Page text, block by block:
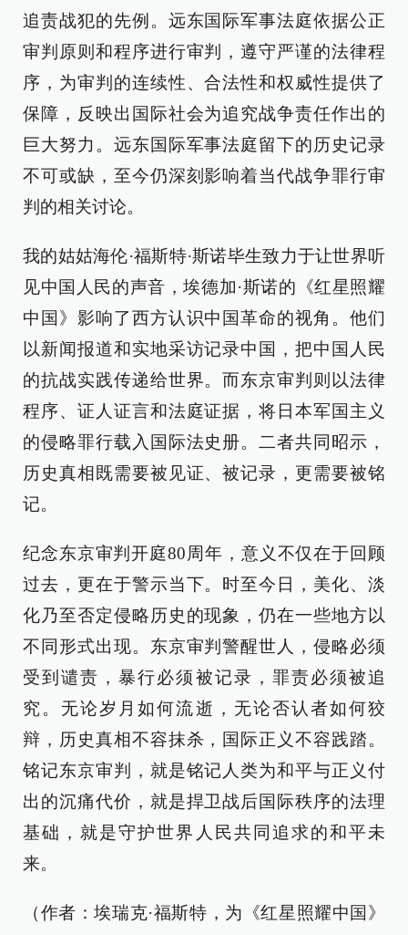
追责战犯的先例。远东国际军事法庭依据公正
审判原则和程序进行审判，遵守严谨的法律程
序，为审判的连续性、合法性和权威性提供了
保障，反映出国际社会为追究战争责任作出的
巨大努力。远东国际军事法庭留下的历史记录
不可或缺，至今仍深刻影响着当代战争罪行审
判的相关讨论。
我的姑姑海伦·福斯特·斯诺毕生致力于让世界听
见中国人民的声音，埃德加·斯诺的《红星照耀
中国》影响了西方认识中国革命的视角。他们
以新闻报道和实地采访记录中国，把中国人民
的抗战实践传递给世界。而东京审判则以法律
程序、证人证言和法庭证据，将日本军国主义
的侵略罪行载入国际法史册。二者共同昭示，
历史真相既需要被见证、被记录，更需要被铭
记。
纪念东京审判开庭80周年，意义不仅在于回顾
过去，更在于警示当下。时至今日，美化、淡
化乃至否定侵略历史的现象，仍在一些地方以
不同形式出现。东京审判警醒世人，侵略必须
受到谴责，暴行必须被记录，罪责必须被追
究。无论岁月如何流逝，无论否认者如何狡
辩，历史真相不容抹杀，国际正义不容践踏。
铭记东京审判，就是铭记人类为和平与正义付
出的沉痛代价，就是捍卫战后国际秩序的法理
基础，就是守护世界人民共同追求的和平未
来。
（作者：埃瑞克·福斯特，为《红星照耀中国》